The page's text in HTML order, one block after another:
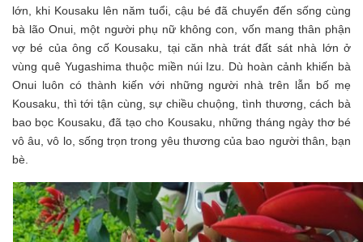
lớn, khi Kousaku lên năm tuổi, cậu bé đã chuyển đến sống cùng
bà lão Onui, một người phụ nữ không con, vốn mang thân phận
vợ bé của ông cố Kousaku, tại căn nhà trát đất sát nhà lớn ở
vùng quê Yugashima thuộc miền núi Izu. Dù hoàn cảnh khiến bà
Onui luôn có thành kiến với những người nhà trên lẫn bố mẹ
Kousaku, thì tới tận cùng, sự chiều chuộng, tình thương, cách bà
bao bọc Kousaku, đã tạo cho Kousaku, những tháng ngày thơ bé
vô âu, vô lo, sống trọn trong yêu thương của bao người thân, bạn
bè.